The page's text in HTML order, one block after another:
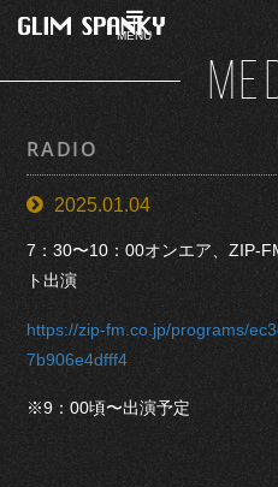
MENU
RADIO
2025.01.04
7：30〜10：00オンエア、ZIP-
ト出演
https://zip-fm.co.jp/programs/
7b906e4dfff4
※9：00頃〜出演予定